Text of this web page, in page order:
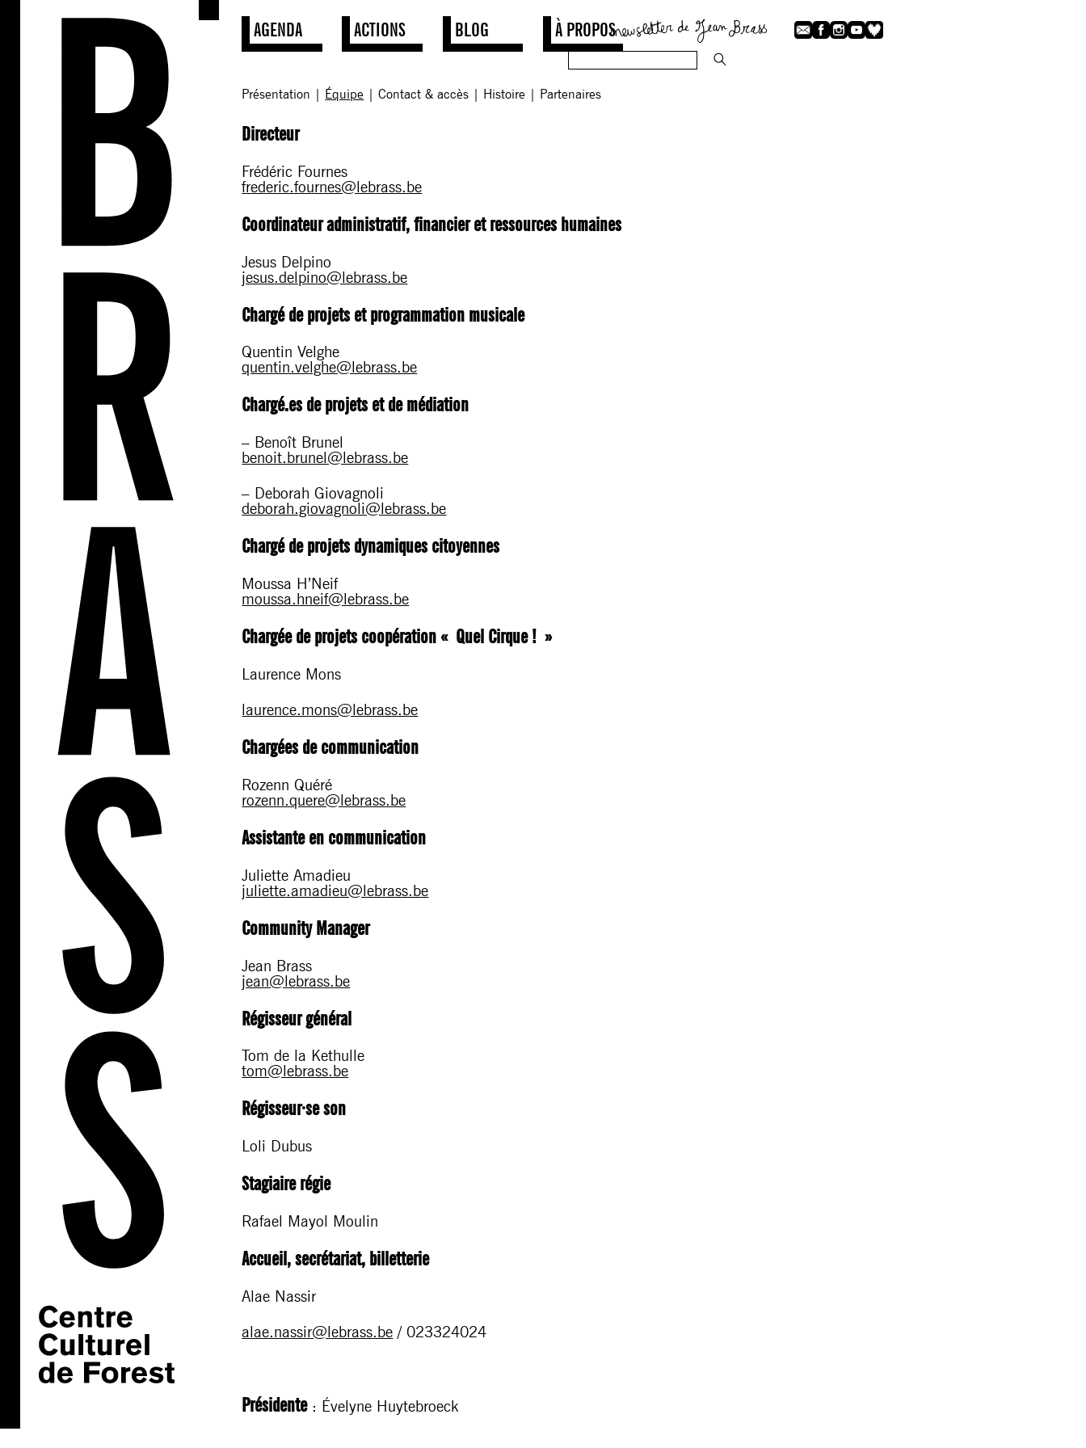
AGENDA ACTIONS BLOG À PROPOS
Présentation | Équipe |Contact & accès | Histoire | Partenaires
Directeur
Frédéric Fournes
frederic.fournes@lebrass.be
Coordinateur administratif, financier et ressources humaines
Jesus Delpino
jesus.delpino@lebrass.be
Chargé de projets et programmation musicale
Quentin Velghe
quentin.velghe@lebrass.be
Chargé.es de projets et de médiation
– Benoît Brunel
benoit.brunel@lebrass.be
– Deborah Giovagnoli
deborah.giovagnoli@lebrass.be
Chargé de projets dynamiques citoyennes
Moussa H’Neif
moussa.hneif@lebrass.be
Chargée de projets coopération « Quel Cirque ! »
Laurence Mons
laurence.mons@lebrass.be
Chargées de communication
Rozenn Quéré
rozenn.quere@lebrass.be
Assistante en communication
Juliette Amadieu
juliette.amadieu@lebrass.be
Community Manager
Jean Brass
jean@lebrass.be
Régisseur général
Tom de la Kethulle
tom@lebrass.be
Régisseur·se son
Loli Dubus
Stagiaire régie
Rafael Mayol Moulin
Accueil, secrétariat, billetterie
Alae Nassir
alae.nassir@lebrass.be / 023324024
Présidente: Évelyne Huytebroeck